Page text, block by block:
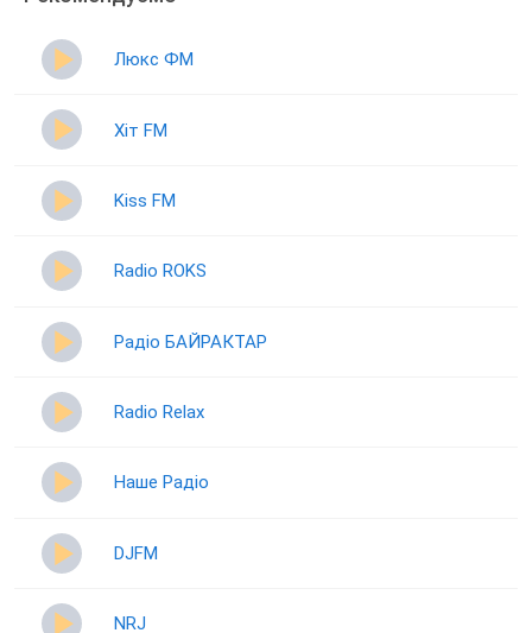
Люкс ФМ
Хіт FM
Kiss FM
Radio ROKS
Радіо БАЙРАКТАР
Radio Relax
Наше Радіо
DJFM
NRJ